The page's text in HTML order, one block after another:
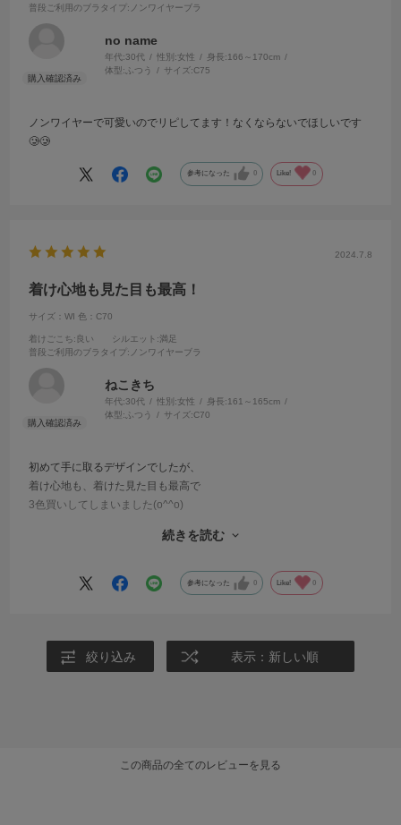
普段ご利用のブラタイプ :ノンワイヤーブラ
no name
年代:30代 性別:女性 身長:166～170cm
体型: ふつう サイズ:C75
ノンワイヤーで可愛いのでリピしてます！なくならないでほしいです
🥲🥲
参考になった 0 Like! 0
2024.7.8
着け心地も見た目も最高！
サイズ：WI 色：C70
着けごこち:良い シルエット :満足
普段ご利用のブラタイプ :ノンワイヤーブラ
ねこきち
年代:30代 性別:女性 身長:161～165cm
体型:ふつう サイズ:C70
初めて手に取るデザインでしたが、
着け心地も、着けた見た目も最高で
3色買いしてしまいました(o^^o)
お気に入りの下着に出会えて、続きを読む
参考になった 0 Like! 0
絞り込み 表示：新しい順
この商品の全てのレビューを見る